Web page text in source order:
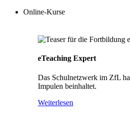
Online-Kurse
eTeaching Expert
Das Schulnetzwerk im ZfL
Impulen beinhaltet.
Weiterlesen